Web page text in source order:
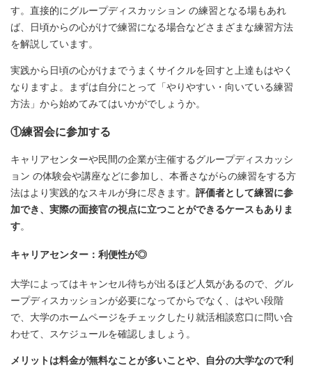
す。直接的にグループディスカッション の練習となる場もあれ
ば、日頃からの心がけで練習になる場合などさまざまな練習方法
を解説しています。
実践から日頃の心がけまでうまくサイクルを回すと上達もはやく
なりますよ。まずは自分にとって「やりやすい・向いている練習
方法」から始めてみてはいかがでしょうか。
①練習会に参加する
キャリアセンターや民間の企業が主催するグループディスカッシ
ョン の体験会や講座などに参加し、本番さながらの練習をする方
法はより実践的なスキルが身に尽きます。 評価者として練習に参
加でき、実際の面接官の視点に立つことができるケースもありま
す。
キャリアセンター：利便性が◎
大学によってはキャンセル待ちが出るほど人気があるので、グル
ープディスカッションが必要になってからでなく、はやい段階
で、大学のホームページをチェックしたり就活相談窓口に問い合
わせて、スケジュールを確認しましょう。
メリットは料金が無料なことが多いことや、自分の大学なので利